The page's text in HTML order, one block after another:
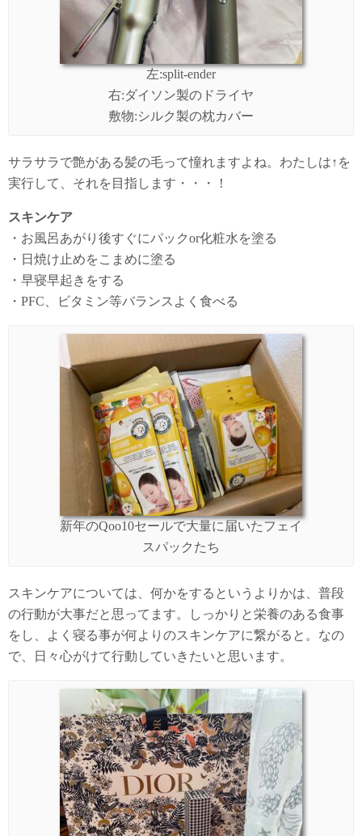
左:split-ender
右:ダイソン製のドライヤ
敷物:シルク製の枕カバー
サラサラで艶がある髪の毛って憧れますよね。わたしは↑を
実行して、それを目指します・・・！
スキンケア
・お風呂あがり後すぐにパックor化粧水を塗る
・日焼け止めをこまめに塗る
・早寝早起きをする
・PFC、ビタミン等バランスよく食べる
新年のQoo10セールで大量に届いたフェイ
スパックたち
スキンケアについては、何かをするというよりかは、普段
の行動が大事だと思ってます。しっかりと栄養のある食事
をし、よく寝る事が何よりのスキンケアに繋がると。なの
で、日々心がけて行動していきたいと思います。